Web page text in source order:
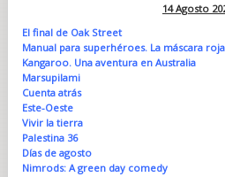
14 Agosto
El final de Oak Street
Manual para superhéroes. La máscara roja
Kangaroo. Una aventura en Australia
Marsupilami
Cuenta atrás
Este-Oeste
Vivir la tierra
Palestina 36
Días de agosto
Nimrods: A green day comedy